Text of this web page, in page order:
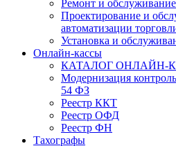
Ремонт и
Проектирование и
автоматизации
Установка и
Онлайн-кассы
КАТАЛОГ ОНЛАЙН-
Модернизация
54 ФЗ
Реестр ККТ
Реестр ОФД
Реестр ФН
Тахографы